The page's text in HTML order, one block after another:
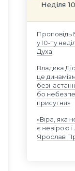
Неділя
Проповідь
у 10-ту
Духа
Владика
це
бо
присутня»
«Віра, яка
є невірою
Ярослав